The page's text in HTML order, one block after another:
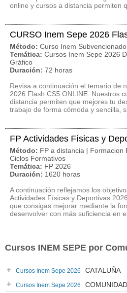
online y cursos a distancia permiten
CURSO Inem Sepe 2026
Método: Curso Inem
Temática: Cursos Inem Sepe 2026
Gráfico
Duración: 72 horas
Revisa a continuación el temario de
2026 Flash CS5 ONLINE. Nuestros
distancia permiten que mejores tu
trabajo de forma cómoda y sencilla,
FP Actividades Físicas y
Método: FP a distancia | Formacion
Ciclos Formativos
Temática: FP 2026
Duración: 1620 horas
A continuación reflejamos los
Actividades Físicas y Deportivas
que consigas mejorar mediante la
desenvolver con más suficiencia en el
Cursos INEM SEPE por
Cursos Inem Sepe 2026 CATALUÑA
Cursos Inem Sepe 2026